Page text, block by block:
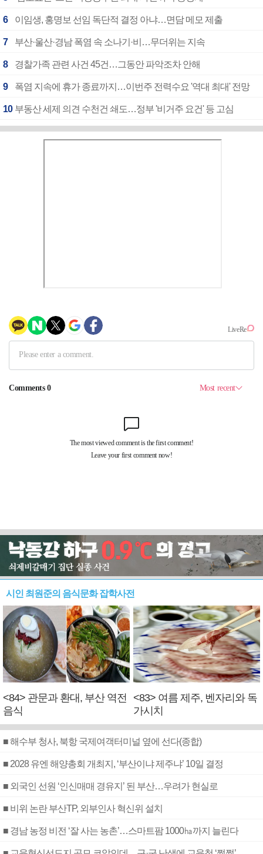
6 이임생, 홍명보 선임 독단적 결정 아냐…면담 메모 제출
7 부산·울산·경남 폭염 속 소나기·비…무더위는 지속
8 경찰가족 관련 사건 45건…그동안 파악조차 안해
9 폭염 지속에 휴가 종료까지…이번주 전력수요 '역대 최대' 전망
10 부동산 세제 의견 수천건 쇄도…정부 '비거주 요건' 등 고심
시인 최원준의 음식문화 잡학사전
<84> 관문과 환대, 부산 역전
음식
<83> 여름 제주, 벤자리와 독
가시치
■ 해수부 청사, 북항 국제여객터미널 옆에 선다(종합)
■ 2028 유엔 해양총회 개최지, ‘부산이냐 제주냐’ 10일 결정
■ 외국인 선원 ‘인신매매 경유지’ 된 부산…우려가 현실로
■ 비위 논란 부산TP, 외부인사 혁신위 설치
■ 경남 농정 비전 ‘잘 사는 농촌’…스마트팜 1000㏊까지 늘린다